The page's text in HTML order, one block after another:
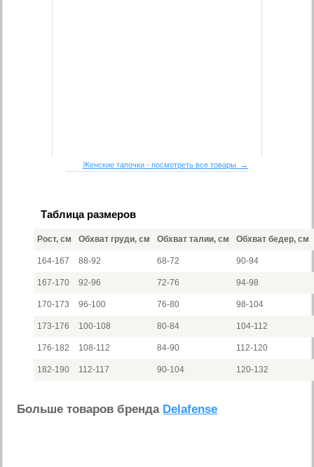
Женские тапочки - посмотреть все товары →
Таблица размеров
Рост, см Обхват груди, см Обхват талии, см Обхват бедер, см
164-167 88-92 68-72 90-94
167-170 92-96 72-76 94-98
170-173 96-100 76-80 98-104
173-176 100-108 80-84 104-112
176-182 108-112 84-90 112-120
182-190 112-117 90-104 120-132
Больше товаров бренда Delafense